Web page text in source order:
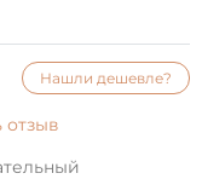
отзыв
Нашли дешевле?